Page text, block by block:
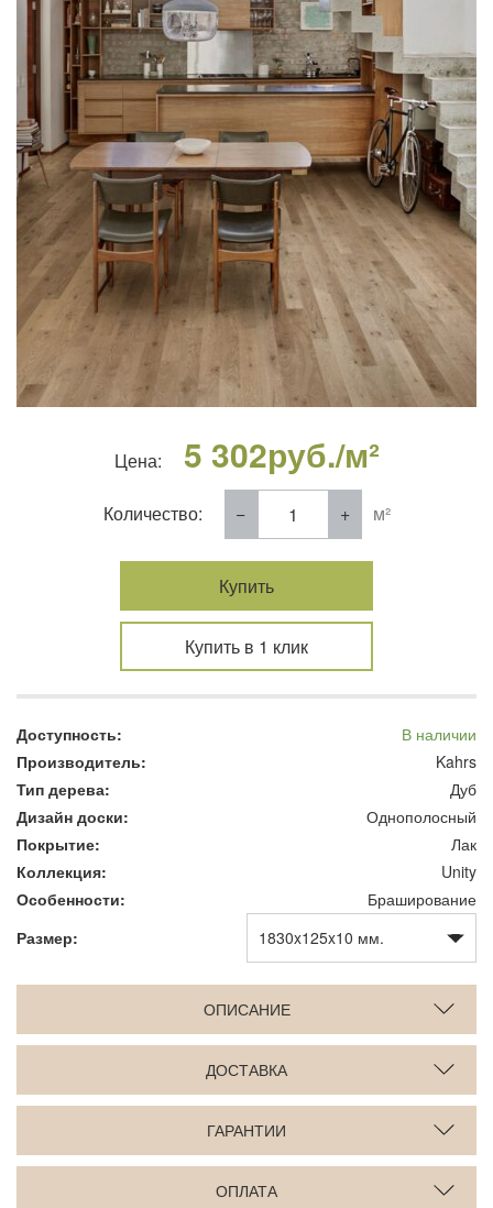
Цена: 5 302руб./м²
Количество: м²
Купить
Купить в 1 клик
Доступность:
В наличии
Производитель:
Kahrs
Тип дерева:
Дуб
Дизайн доски:
Однополосный
Покрытие:
Лак
Коллекция:
Unity
Особенности:
Браширование
Размер:
ОПИСАНИЕ
ДОСТАВКА
ГАРАНТИИ
ОПЛАТА